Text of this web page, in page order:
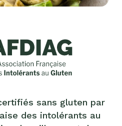
sans gluten par
des intolérants au